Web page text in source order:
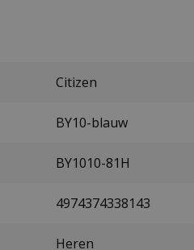
Citizen
BY10-blauw
BY1010-81H
4974374338143
Heren